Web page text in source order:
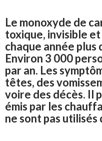
Le monoxyde de
toxique, invisible
chaque année plus
Environ 3 000
par an. Les
têtes, des
voire des décès. Il
émis par les
ne sont pas